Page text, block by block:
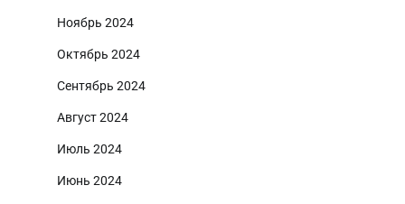
Ноябрь 2024
Октябрь 2024
Сентябрь 2024
Август 2024
Июль 2024
Июнь 2024